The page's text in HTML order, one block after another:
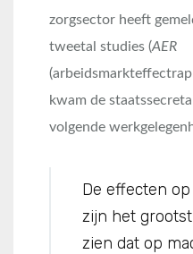
zorgsector heeft
tweetal studies (AER
kwam de
volgende
De effecten
zijn het
zien dat op